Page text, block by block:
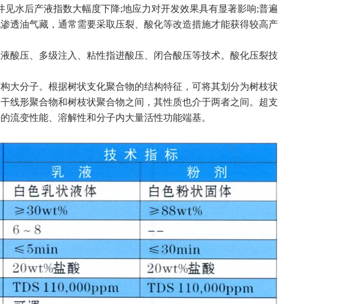
水后产液指数大幅度下降;地应力对开发效果具有显著影响;普遍
透油气藏，通常需要采取压裂、酸化等改造措施才能获得较高产
压、多级注入、粘性指进酸压、闭合酸压等技术。酸化压裂技
分子。根据树状支化聚合物的结构特征，可将其划分为树枝状
线形聚合物和树枝状聚合物之间，其性质也介于两者之间。超支
流变性能、溶解性和分子内大量活性功能端基。